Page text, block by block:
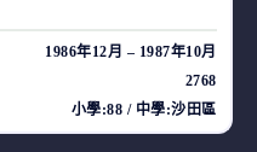
1986年12月 – 1987年10月
2768
小學:88 / 中學:沙田區